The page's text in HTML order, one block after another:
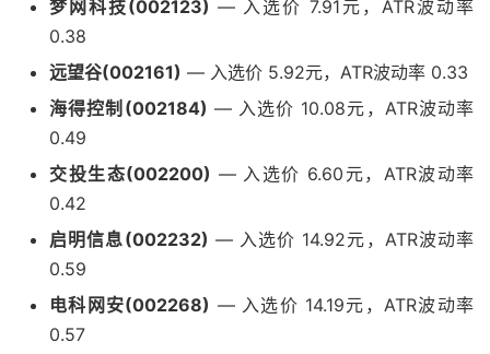
梦网科技(002123) — 入选价 7.91元，ATR波动率
0.38
远望谷(002161) — 入选价 5.92元，ATR波动率 0.33
海得控制(002184) — 入选价 10.08元，ATR波动率
0.49
交投生态(002200) — 入选价 6.60元，ATR波动率
0.42
启明信息(002232) — 入选价 14.92元，ATR波动率
0.59
电科网安(002268) — 入选价 14.19元，ATR波动率
0.57